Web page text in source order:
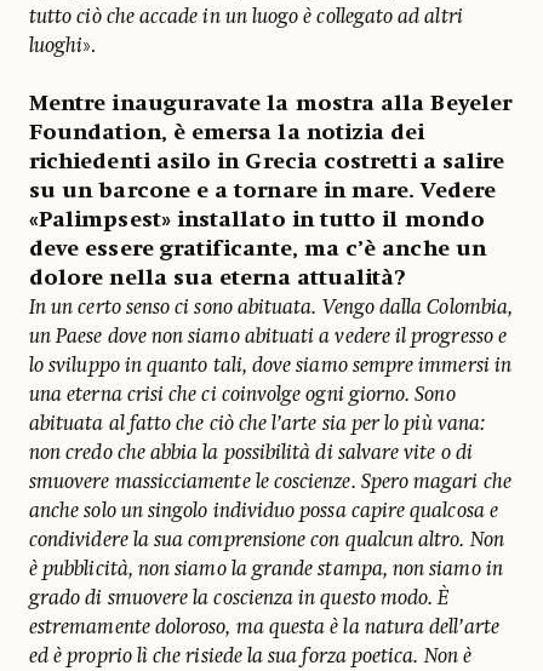
tutto ciò che accade in un luogo è collegato ad altri
luoghi».
Mentre inauguravate la mostra alla Beyeler
Foundation, è emersa la notizia dei
richiedenti asilo in Grecia costretti a salire
su un barcone e a tornare in mare. Vedere
«Palimpsest» installato in tutto il mondo
deve essere gratificante, ma c’è anche un
dolore nella sua eterna attualità?
In un certo senso ci sono abituata. Vengo dalla Colombia,
un Paese dove non siamo abituati a vedere il progresso e
lo sviluppo in quanto tali, dove siamo sempre immersi in
una eterna crisi che ci coinvolge ogni giorno. Sono
abituata al fatto che ciò che l’arte sia per lo più vana:
non credo che abbia la possibilità di salvare vite o di
smuovere massicciamente le coscienze. Spero magari che
anche solo un singolo individuo possa capire qualcosa e
condividere la sua comprensione con qualcun altro. Non
è pubblicità, non siamo la grande stampa, non siamo in
grado di smuovere la coscienza in questo modo. È
estremamente doloroso, ma questa è la natura dell’arte
ed è proprio lì che risiede la sua forza poetica. Non è